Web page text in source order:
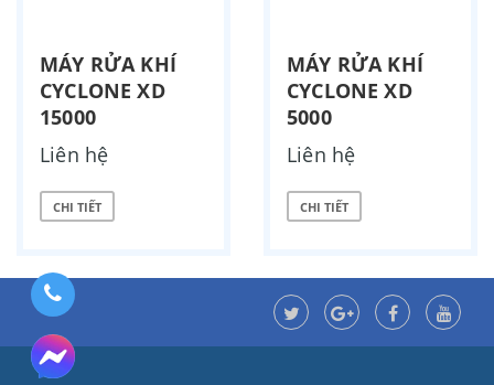
MÁY RỬA KHÍ
CYCLONE XD
15000
Liên hệ
CHI TIẾT
MÁY RỬA KHÍ
CYCLONE XD
5000
Liên hệ
CHI TIẾT